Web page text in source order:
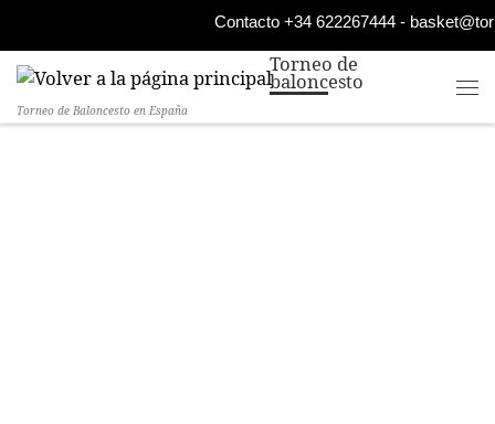
Contacto +34 622267444 -
Torneo de
baloncesto
Torneo de Baloncesto en España